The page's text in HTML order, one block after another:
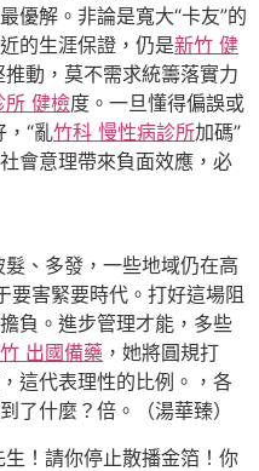
優解。非論是寬大“卡友”的
的生涯保證，仍是新竹 健
動，莫不需求統籌落實力
所 健檢度。一旦懂得偏誤或
，“亂竹科 慢性病診所加碼”
會意理帶來負面效應，必
、多發，一些地域仍在高
要害緊要時代。打好這場阻
負。進步管理才能，多些
出國備藥 ，她將圓規打
這代表理性的比例。，各
了什麼？倍。（湯華臻）
生！請你停止散播金箔！你